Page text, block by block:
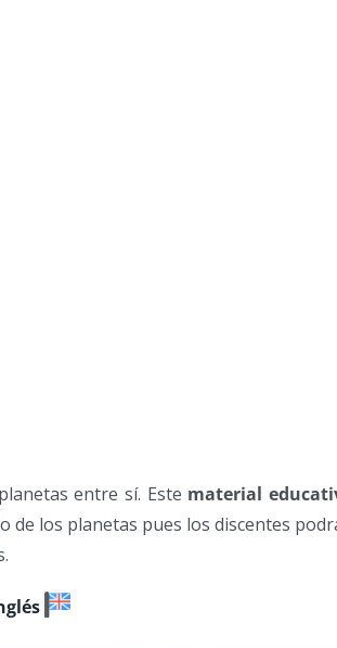
entre sí. Este material
los planetas pues los discentes